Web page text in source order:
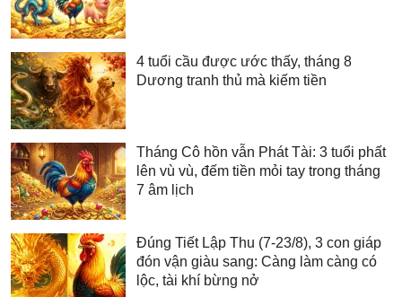
4 tuổi cầu được ước thấy, tháng 8
Dương tranh thủ mà kiếm tiền
Tháng Cô hồn vẫn Phát Tài: 3 tuổi phất
lên vù vù, đếm tiền mỏi tay trong tháng
7 âm lịch
Đúng Tiết Lập Thu (7-23/8), 3 con giáp
đón vận giàu sang: Càng làm càng có
lộc, tài khí bừng nở